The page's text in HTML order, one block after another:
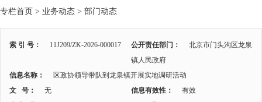
专栏首页 > 业务动态 > 部门动态
索 引 号： 11J209/ZK-2026-000017 公开责任部门：
北京市门头沟区龙泉
镇人民政府
信息名称：
区政协领导带队到龙泉镇开展实地调研活动
文 号：
无 信息有效性：
有效